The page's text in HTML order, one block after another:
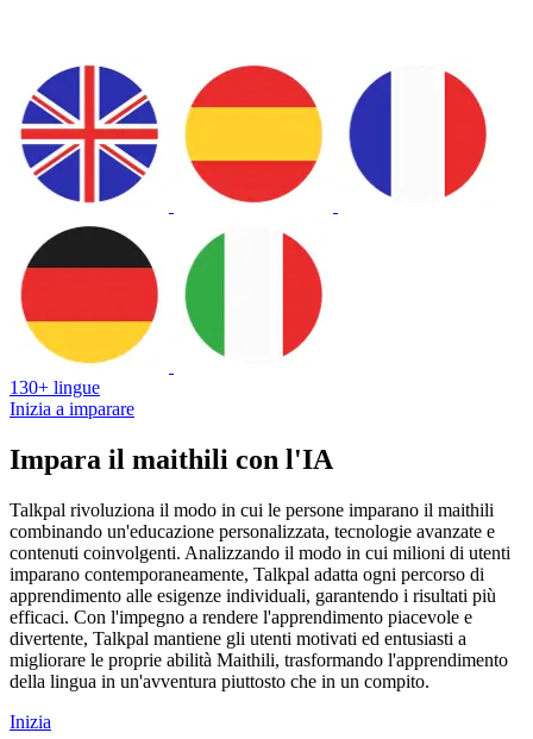
130+ lingue
Inizia a imparare
Impara il maithili con l'IA
Talkpal rivoluziona il modo in cui le persone imparano il maithili
combinando un'educazione personalizzata, tecnologie avanzate e
contenuti coinvolgenti. Analizzando il modo in cui milioni di utenti
imparano contemporaneamente, Talkpal adatta ogni percorso di
apprendimento alle esigenze individuali, garantendo i risultati più
efficaci. Con l'impegno a rendere l'apprendimento piacevole e
divertente, Talkpal mantiene gli utenti motivati ed entusiasti a
migliorare le proprie abilità Maithili, trasformando l'apprendimento
della lingua in un'avventura piuttosto che in un compito.
Inizia